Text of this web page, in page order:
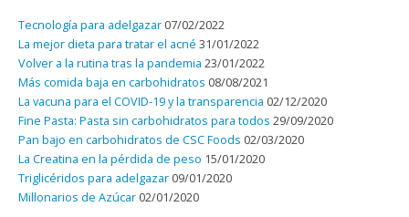
Tecnología para adelgazar 07/02/2022
La mejor dieta para tratar el acné 31/01/2022
Volver a la rutina tras la pandemia 23/01/2022
Más comida baja en carbohidratos 08/08/2021
La vacuna para el COVID-19 y la transparencia 02/12/2020
Fine Pasta: Pasta sin carbohidratos para todos 29/09/2020
Pan bajo en carbohidratos de CSC Foods 02/03/2020
La Creatina en la pérdida de peso 15/01/2020
Triglicéridos para adelgazar 09/01/2020
Millonarios de Azúcar 02/01/2020